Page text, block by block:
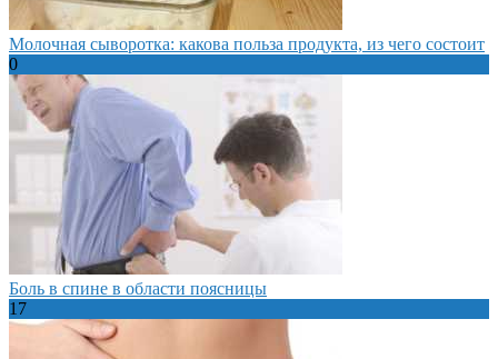
Молочная сыворотка: какова польза продукта, из чего состоит
0
Боль в спине в области поясницы
17